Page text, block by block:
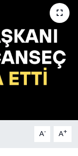
A- A+